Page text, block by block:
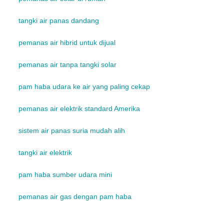
tangki air panas dandang
pemanas air hibrid untuk dijual
pemanas air tanpa tangki solar
pam haba udara ke air yang paling cekap
pemanas air elektrik standard Amerika
sistem air panas suria mudah alih
tangki air elektrik
pam haba sumber udara mini
pemanas air gas dengan pam haba